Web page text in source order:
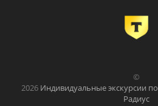
©
2026 Индивидуальные экскурсии
Радиус